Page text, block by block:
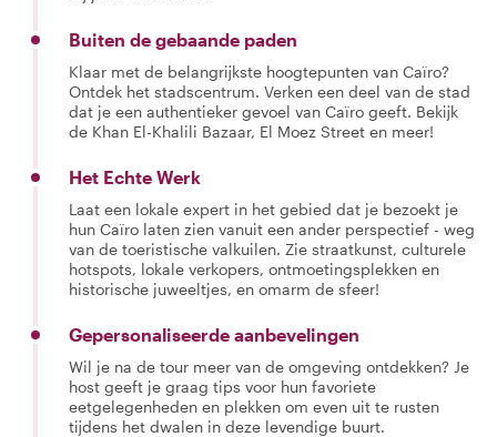
Buiten de gebaande paden
Klaar met de belangrijkste hoogtepunten van Caïro?
Ontdek het stadscentrum. Verken een deel van de stad
dat je een authentieker gevoel van Caïro geeft. Bekijk
de Khan El-Khalili Bazaar, El Moez Street en meer!
Het Echte Werk
Laat een lokale expert in het gebied dat je bezoekt je
hun Caïro laten zien vanuit een ander perspectief - weg
van de toeristische valkuilen. Zie straatkunst, culturele
hotspots, lokale verkopers, ontmoetingsplekken en
historische juweeltjes, en omarm de sfeer!
Gepersonaliseerde aanbevelingen
Wil je na de tour meer van de omgeving ontdekken? Je
host geeft je graag tips voor hun favoriete
eetgelegenheden en plekken om even uit te rusten
tijdens het dwalen in deze levendige buurt.